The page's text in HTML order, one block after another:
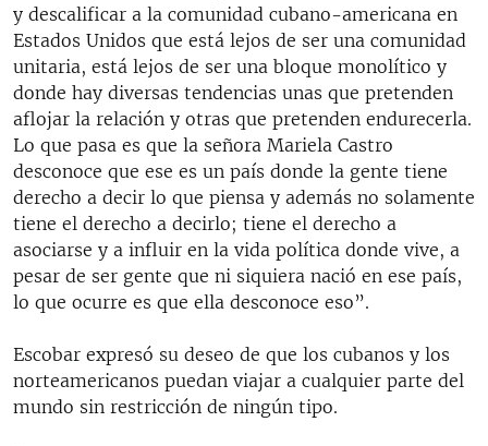
y descalificar a la comunidad cubano-americana en
Estados Unidos que está lejos de ser una comunidad
unitaria, está lejos de ser una bloque monolítico y
donde hay diversas tendencias unas que pretenden
aflojar la relación y otras que pretenden endurecerla.
Lo que pasa es que la señora Mariela Castro
desconoce que ese es un país donde la gente tiene
derecho a decir lo que piensa y además no solamente
tiene el derecho a decirlo; tiene el derecho a
asociarse y a influir en la vida política donde vive, a
pesar de ser gente que ni siquiera nació en ese país,
lo que ocurre es que ella desconoce eso”.
Escobar expresó su deseo de que los cubanos y los
norteamericanos puedan viajar a cualquier parte del
mundo sin restricción de ningún tipo.